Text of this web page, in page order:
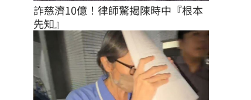
詐慈濟10億！律師驚揭陳時中『根本
先知』